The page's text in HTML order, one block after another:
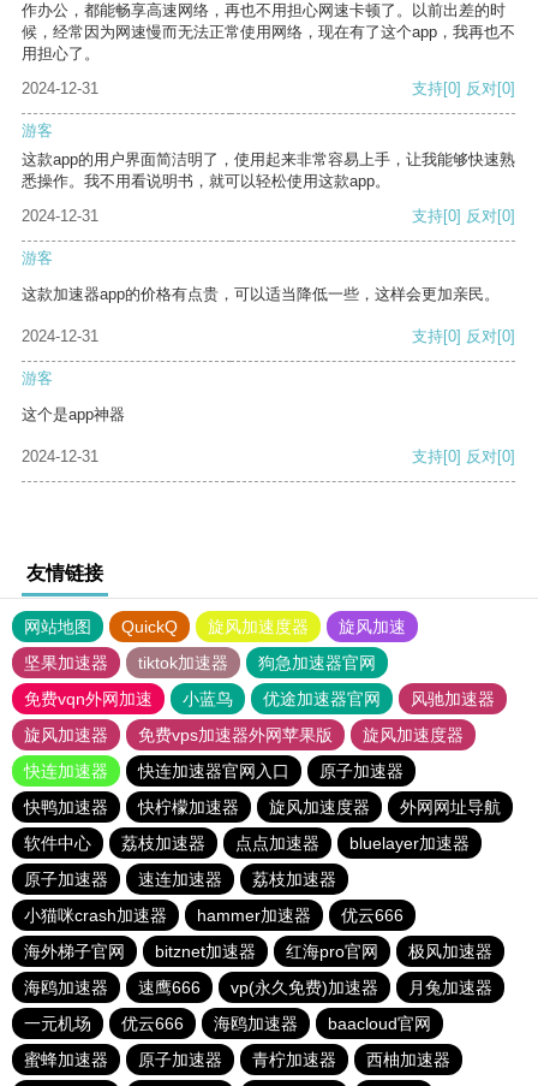
作办公，都能畅享高速网络，再也不用担心网速卡顿了。以前出差的时
候，经常因为网速慢而无法正常使用网络，现在有了这个app，我再也不
用担心了。
2024-12-31
支持[0] 反对[0]
游客
这款app的用户界面简洁明了，使用起来非常容易上手，让我能够快速熟
悉操作。我不用看说明书，就可以轻松使用这款app。
2024-12-31
支持[0] 反对[0]
游客
这款加速器app的价格有点贵，可以适当降低一些，这样会更加亲民。
2024-12-31 支持[0] 反对[0]
游客
这个是app神器
2024-12-31 支持[0] 反对[0]
友情链接
网站地图 QuickQ 旋风加速度器
旋风加速
坚果加速器
tiktok加速器
狗急加速器官网
免费vqn外网加速
小蓝鸟 优途加速器官网
风驰加速器
旋风加速器
免费vps加速器外网苹果版
旋风加速度器
快连加速器
快连加速器官网入口
原子加速器
快鸭加速器
快柠檬加速器 旋风加速度器
外网网址导航
软件中心
荔枝加速器 点点加速器
bluelayer加速器
原子加速器
速连加速器
荔枝加速器
小猫咪crash加速器
hammer加速器
优云666
海外梯子官网
bitznet加速器 红海pro官网
极风加速器
海鸥加速器
速鹰666 vp(永久免费)加速器
月兔加速器
一元机场
优云666 海鸥加速器
baacloud官网
蜜蜂加速器
原子加速器 青柠加速器 西柚加速器